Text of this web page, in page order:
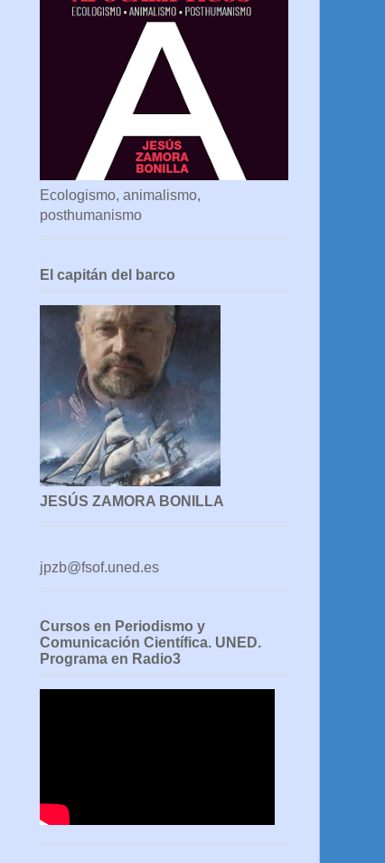
Ecologismo, animalismo,
posthumanismo
El capitán del barco
JESÚS ZAMORA BONILLA
jpzb@fsof.uned.es
Cursos en Periodismo y
Comunicación Científica. UNED.
Programa en Radio3